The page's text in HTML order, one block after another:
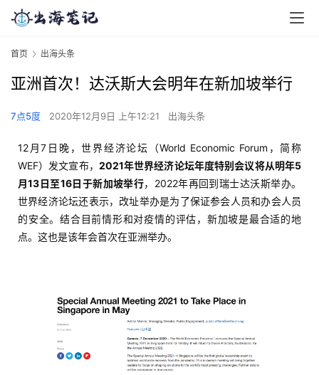
首页 出海头条
亚洲首次！达沃斯大会明年在新加坡举行
7点5度 2020年12月9日 上午12:21 出海头条
12月7日晚，世界经济论坛（World Economic Forum，简称
WEF）发文宣布， 2021年世界经济论坛年度特别会议将从明年5
月13日至16日于新加坡举行，2022年再回到瑞士达沃斯举办。
世界经济论坛还表示，改址举办是为了保证参会人员和办会人员
的安全。结合目前情形和对疫情的评估，新加坡是最合适的地
点。这也是该年会首次在亚洲举办。